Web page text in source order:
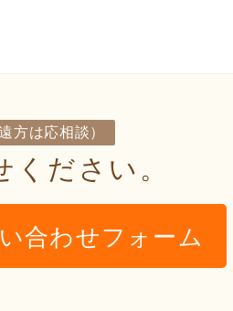
方は応相談）
ださい。
合わせフォーム